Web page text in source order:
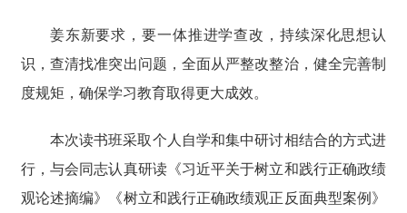
姜东新要求，要一体推进学查改，持续深化思想认
识，查清找准突出问题，全面从严整改整治，健全完善制
度规矩，确保学习教育取得更大成效。
本次读书班采取个人自学和集中研讨相结合的方式进
行，与会同志认真研读《习近平关于树立和践行正确政绩
观论述摘编》《树立和践行正确政绩观正反面典型案例》